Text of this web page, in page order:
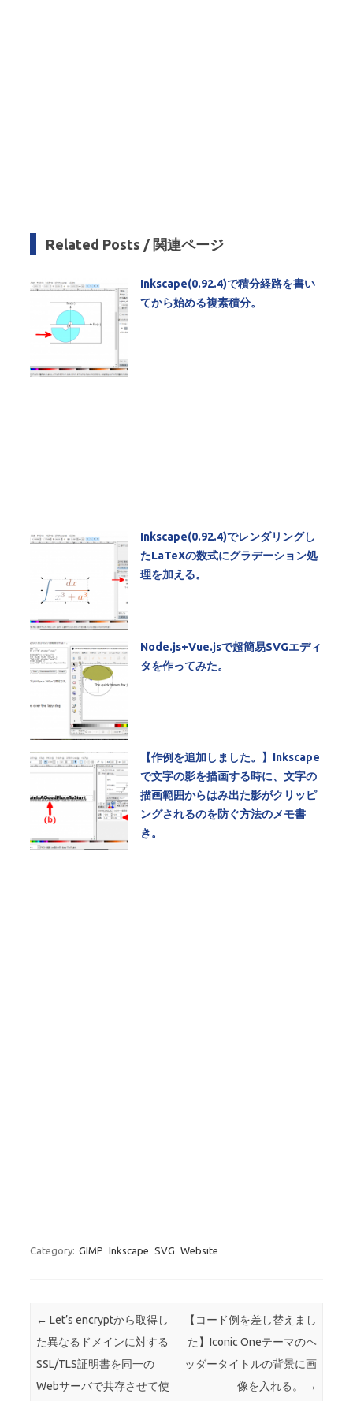
Related Posts / 関連ページ
Inkscape(0.92.4)で積分経路を書い
てから始める複素積分。
Inkscape(0.92.4)でレンダリングし
たLaTeXの数式にグラデーション処
理を加える。
Node.js+Vue.jsで超簡易SVGエディ
タを作ってみた。
【作例を追加しました。】Inkscape
で文字の影を描画する時に、文字の
描画範囲からはみ出た影がクリッピ
ングされるのを防ぐ方法のメモ書
き。
Category: GIMP Inkscape SVG Website
Post navigation
← Let’s encryptから取得し
た異なるドメインに対する
SSL/TLS証明書を同一の
Webサーバで共存させて使
【コード例を差し替えまし
た】Iconic Oneテーマのヘ
ッダータイトルの背景に画
像を入れる。
→